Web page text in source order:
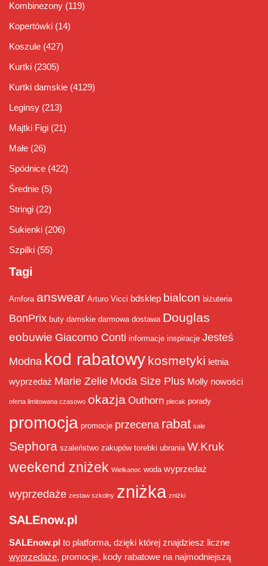
Kombinezony (119)
Kopertówki (14)
Koszule (427)
Kurtki (2305)
Kurtki damskie (4129)
Leginsy (213)
Majtki Figi (21)
Małe (26)
Spódnice (422)
Średnie (5)
Stringi (22)
Sukienki (206)
Szpilki (55)
Tagi
Amfora answear Arturo Vicci bdsklep bialcon biżuteria
BonPrix buty damskie darmowa dostawa Douglas
eobuwie Giacomo Conti informacje inspiracje Jesteś
Modna kod rabatowy kosmetyki letnia
wyprzedaż Marie Zelie Moda Size Plus Molly nowości
oferta limitowana czasowo okazja Outhorn plecak porady
promocja promocje przecena rabat sale
Sephora szaleństwo zakupów torebki ubrania W.Kruk
weekend zniżek Wielkanoc woda wyprzedaż
wyprzedaże zestaw szkolny zniżka zniżki
SALEnow.pl
SALEnow.pl to platforma, dzięki której znajdziesz liczne
wyprzedaże, promocje, kody rabatowe na najmodniejszą